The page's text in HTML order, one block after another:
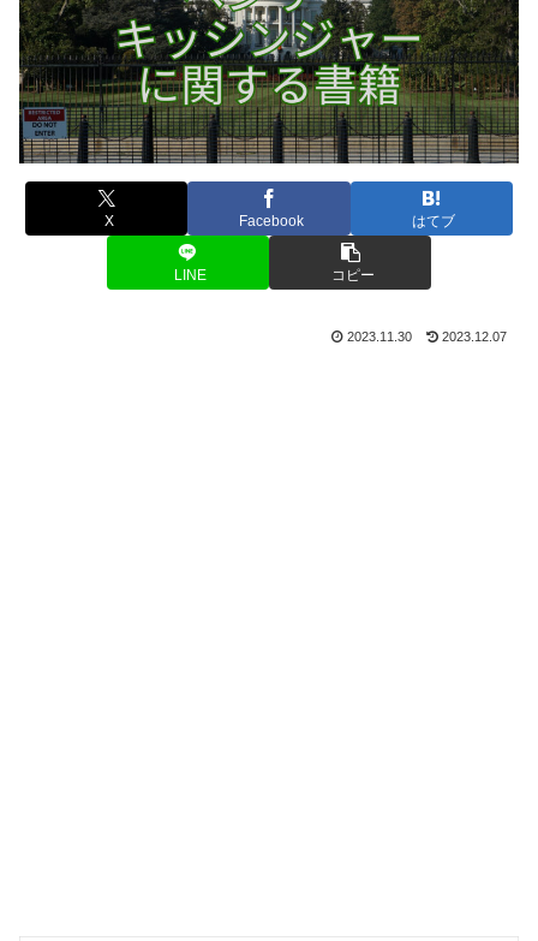
X Facebook はてブ
LINE コピー
2023.11.30 2023.12.07